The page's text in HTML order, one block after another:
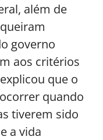
além de
governo
aos critérios
que o
quando
tiverem sido
a vida